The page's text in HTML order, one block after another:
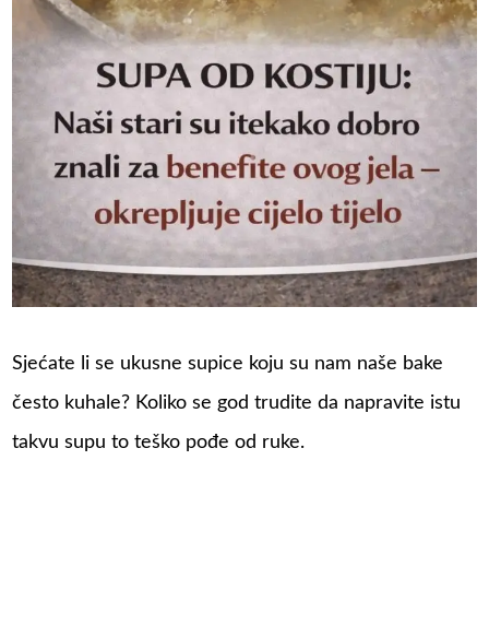
Sjećate li se ukusne supice koju su nam naše bake
često kuhale? Koliko se god trudite da napravite istu
takvu supu to teško pođe od ruke.